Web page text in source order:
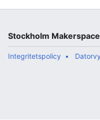
Stockholm
Integritetspolicy Datorvy